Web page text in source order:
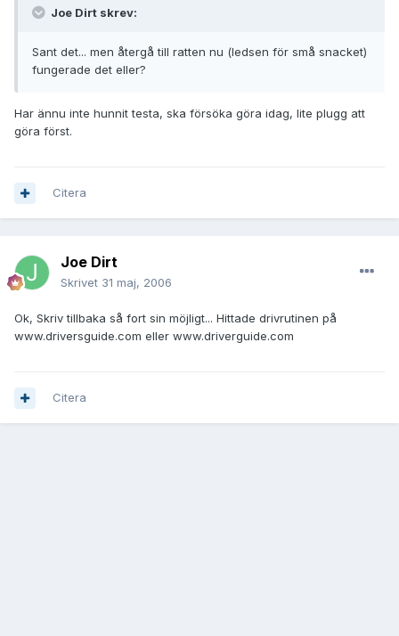
Joe Dirt skrev:
Sant det... men återgå till ratten nu (ledsen för små snacket)
fungerade det eller?
Har ännu inte hunnit testa, ska försöka göra idag, lite plugg att
göra först.
Citera
Joe Dirt
Skrivet 31 maj, 2006
Ok, Skriv tillbaka så fort sin möjligt... Hittade drivrutinen på
www.driversguide.com eller www.driverguide.com
Citera